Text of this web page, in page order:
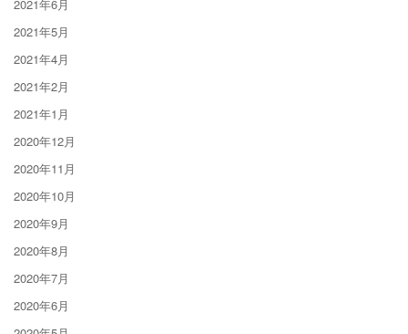
2021年6月
2021年5月
2021年4月
2021年2月
2021年1月
2020年12月
2020年11月
2020年10月
2020年9月
2020年8月
2020年7月
2020年6月